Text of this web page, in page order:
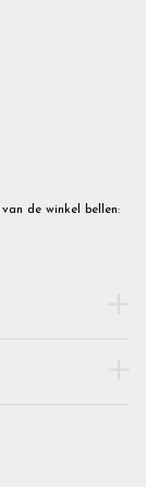
de winkel bellen: